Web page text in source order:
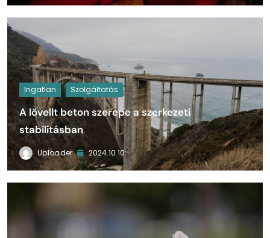
Ingatlan Szolgáltatás
A lövellt beton szerepe a szerkezeti
stabilitásban
Uploader 2024.10.10.